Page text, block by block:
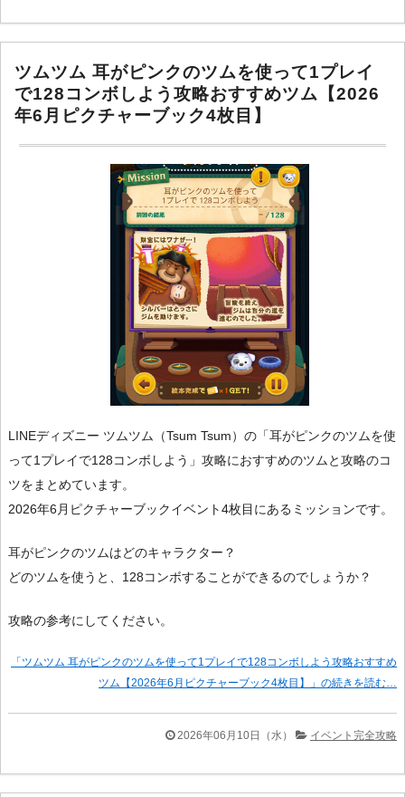
ツムツム 耳がピンクのツムを使って1プレイ
で128コンボしよう攻略おすすめツム【2026
年6月ピクチャーブック4枚目】
LINEディズニー ツムツム（Tsum Tsum）の「耳がピンクのツムを使
って1プレイで128コンボしよう」攻略におすすめのツムと攻略のコ
ツをまとめています。
2026年6月ピクチャーブックイベント4枚目にあるミッションです。
耳がピンクのツムはどのキャラクター？
どのツムを使うと、128コンボすることができるのでしょうか？
攻略の参考にしてください。
「ツムツム 耳がピンクのツムを使って1プレイで128コンボしよう攻略おすすめ
ツム【2026年6月ピクチャーブック4枚目】」の続きを読む…
2026年06月10日（水） イベント完全攻略